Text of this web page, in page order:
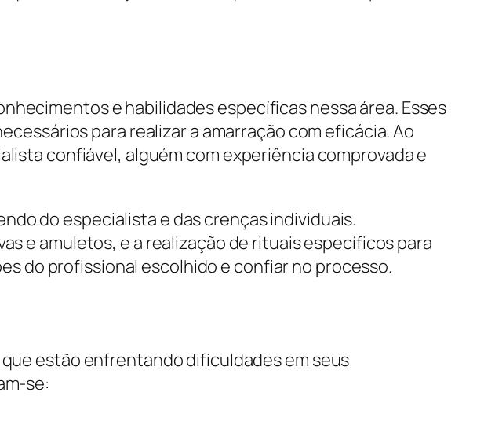
e habilidades específicas nessa área. Esses
para realizar a amarração com eficácia. Ao
confiável, alguém com experiência comprovada e
do especialista e das crenças individuais.
e amuletos, e a realização de rituais específicos para
do profissional escolhido e confiar no processo.
estão enfrentando dificuldades em seus
se: